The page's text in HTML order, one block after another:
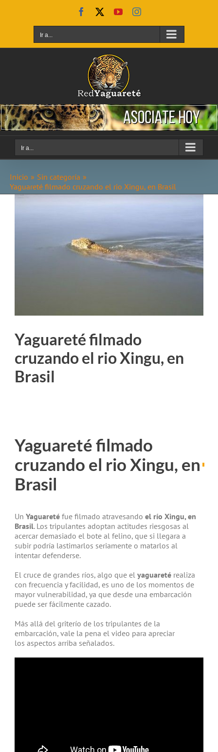
Facebook YouTubeInstagram
Ir a...
Ir a...
Inicio
Sin categoría
Yaguareté filmado cruzando el rio Xingu, en Brasil
Ver
Yaguareté filmado
cruzando el rio Xingu, en
Brasil
Yaguareté filmado
cruzando el rio Xingu, en
Brasil
Un Yaguareté fue filmado atravesando el río Xingu, en
Brasil. Los tripulantes adoptan actitudes riesgosas al
acercar demasiado el bote al felino, que si llegara a
subir podría lastimarlos seriamente o matarlos al
intentar defenderse.
El cruce de grandes ríos, algo que el yaguareté realiza
con frecuencia y facilidad, es uno de los momentos de
mayor vulnerabilidad, ya que desde una embarcación
puede ser fácilmente cazado.
Más allá del griterío de los tripulantes de la
embarcación, vale la pena el video para apreciar
los aspectos arriba señalados.